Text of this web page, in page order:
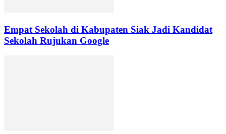
Empat Sekolah di Kabupaten Siak Jadi Kandidat
Sekolah Rujukan Google